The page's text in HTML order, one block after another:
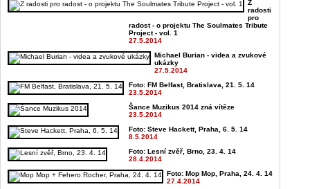
Z
radosti
pro
radost - o projektu The Soulmates Tribute
Project - vol. 1
27.5.2014
Michael Burian - videa a zvukové
ukázky
27.5.2014
Foto: FM Belfast, Bratislava, 21. 5. 14
23.5.2014
Šance Muzikus 2014 zná vítěze
23.5.2014
Foto: Steve Hackett, Praha, 6. 5. 14
8.5.2014
Foto: Lesní zvěř, Brno, 23. 4. 14
28.4.2014
Foto: Mop Mop, Praha, 24. 4. 14
27.4.2014